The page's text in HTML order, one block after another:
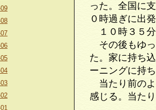
った。全国に
０時過ぎに出
１０時３５分
その後もゆっ
た。家に持ち
ーニングに持
当たり前のよ
感じる。当た